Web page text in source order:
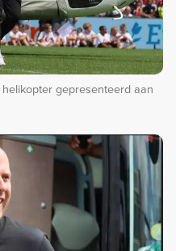
gepresenteerd aan